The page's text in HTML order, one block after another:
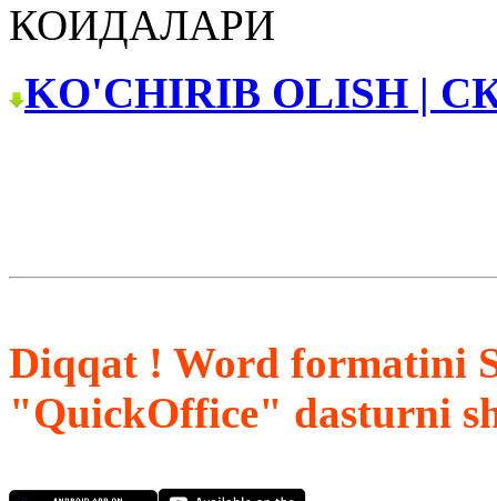
КОИДАЛАРИ
KO'CHIRIB OLISH |
Diqqat ! Word formatini
"QuickOffice" dasturni